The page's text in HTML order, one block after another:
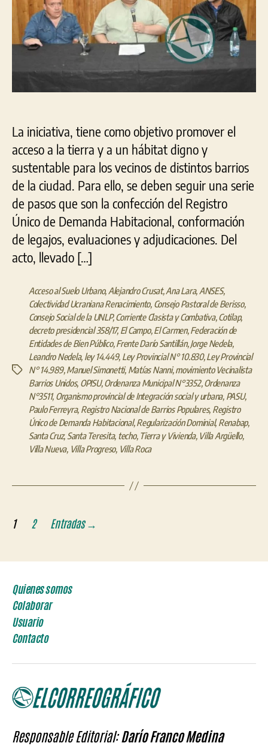
La iniciativa, tiene como objetivo promover el
acceso a la tierra y a un hábitat digno y
sustentable para los vecinos de distintos barrios
de la ciudad. Para ello, se deben seguir una serie
de pasos que son la confección del Registro
Único de Demanda Habitacional, conformación
de legajos, evaluaciones y adjudicaciones. Del
acto, llevado […]
Etiquetas
Acceso al Suelo Urbano, Alejandro Crusat,Ana Lara, ANSES,
Colectividad Ucraniana Renacimiento, Consejo Pastoral de Berisso,
Consejo Social de la UNLP,Corriente Clasista y Combativa,Cotilap,
decreto presidencial 358/17,El Campo,El Carmen,Federación de
Entidades de Bien Público,Frente Darío Santillán,Jorge Nedela,
Leandro Nedela, ley 14.449, Ley Provincial N° 10.830,Ley Provincial
N° 14.989,Manuel Simonetti, Matías Nanni,movimiento Vecinalista
Barrios Unidos, OPISU,Ordenanza Municipal N°3352,Ordenanza
N°3511, Organismo provincial de Integración social y urbana, PASU,
Paulo Ferreyra, Registro Nacional de Barrios Populares, Registro
Único de Demanda Habitacional,Regularización Dominial,Renabap,
Santa Cruz, Santa Teresita, techo, Tierra y Vivienda, Villa Argüello,
Villa Nueva, Villa Progreso, Villa Roca
Paginación
de
entradas
1 2 Entradas→
Quienes somos
Colaborar
Usuario
Contacto
Responsable Editorial:Darío Franco Medina